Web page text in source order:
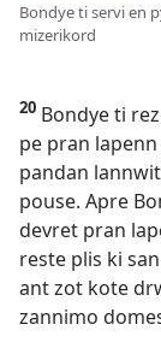
Bondye ti servi en
mizerikord
20 Bondye ti
pe pran
pandan
pouse. Apre
devret pran
reste plis ki
ant zot kote
zannimo